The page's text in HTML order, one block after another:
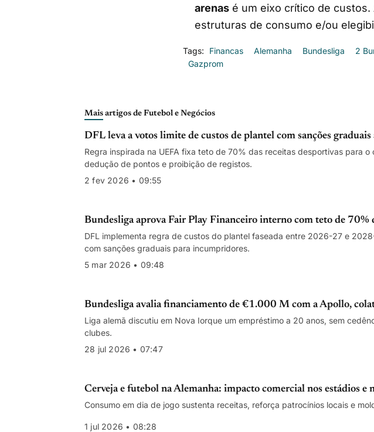
arenas é um eixo crítico de
estruturas de consumo e/ou
Tags: Financas Alemanha Bundesliga 2
Gazprom
Mais artigos de Futebol e Negócios
DFL leva a votos limite de custos de plantel com sanções
Regra inspirada na UEFA fixa teto de 70% das receitas desportivas para
dedução de pontos e proibição de registos.
2 fev 2026 • 09:55
Bundesliga aprova Fair Play Financeiro interno com teto de 70%
DFL implementa regra de custos do plantel faseada entre 2026-27 e
com sanções graduais para incumpridores.
5 mar 2026 • 09:48
Bundesliga avalia financiamento de €1.000 M com a Apollo,
Liga alemã discutiu em Nova Iorque um empréstimo a 20 anos, sem
clubes.
28 jul 2026 • 07:47
Cerveja e futebol na Alemanha: impacto comercial nos estádios e
Consumo em dia de jogo sustenta receitas, reforça patrocínios locais e
1 jul 2026 • 08:28